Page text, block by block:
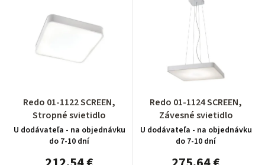
Redo 01-1122 SCREEN,
Stropné svietidlo
U dodávateľa - na objednávku
do 7-10 dní
Redo 01-1124 SCREEN,
Závesné svietidlo
U dodávateľa - na objednávku
do 7-10 dní